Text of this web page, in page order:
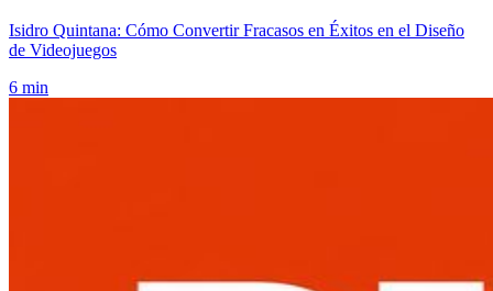
Isidro Quintana: Cómo Convertir Fracasos en Éxitos en el Diseño
de Videojuegos
6 min